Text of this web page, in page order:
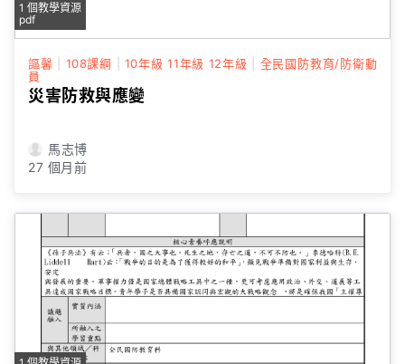
1 個教學資源
pdf
謳馨 108課綱 10年級11年級 12年級
全民國防教育/防衛動
員
災害防救與應變
馬志博
27 個月前